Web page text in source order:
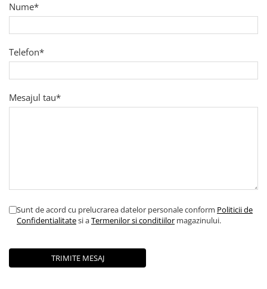
HL / SKIN
Nume*
Telefon*
Mesajul tau*
Sunt de acord cu prelucrarea datelor personale conform Politicii de
Confidentialitatesi aTermenilor si conditiilor magazinului.